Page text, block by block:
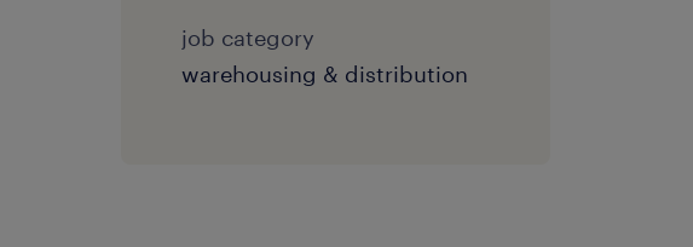
job category
warehousing & distribution